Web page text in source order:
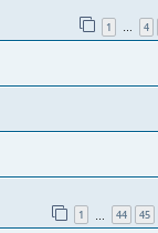
1 … 4
1 44 45